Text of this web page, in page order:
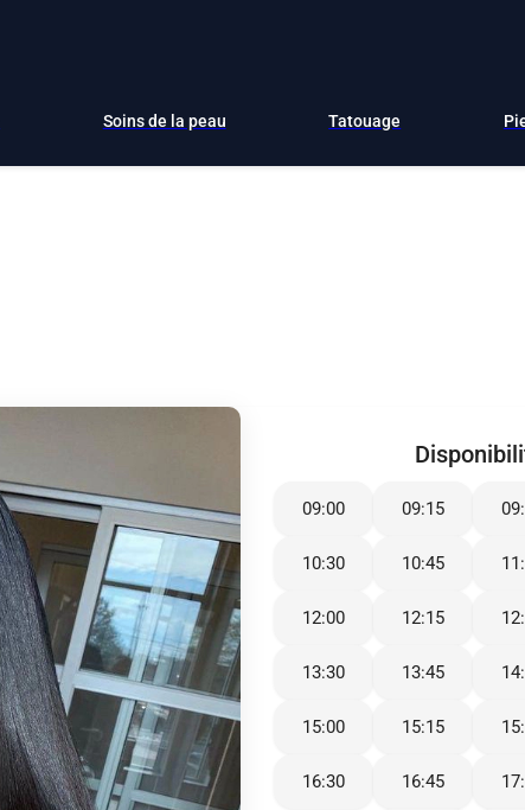
Soins de la peau Tatouage
09:00 09:15
10:30 10:45
12:00 12:15
13:30 13:45
15:00 15:15
16:30 16:45